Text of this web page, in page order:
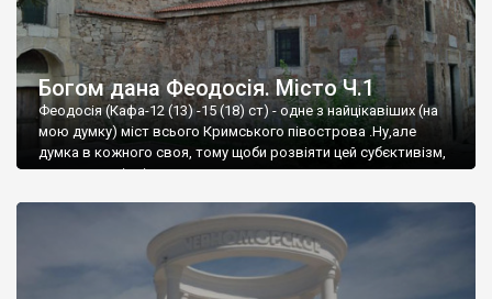
Богом дана Феодосія. Місто Ч.1
Феодосія (Кафа-12 (13) -15 (18) ст) - одне з найцікавіших (на
мою думку) міст всього Кримського півострова .Ну,але
думка в кожного своя, тому щоби розвіяти цей субєктивізм,
запрошую відвідати це